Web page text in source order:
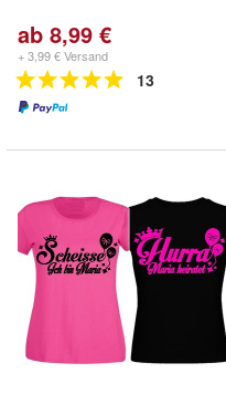
ab 8,99 €
+ 3,99 € Versand
13